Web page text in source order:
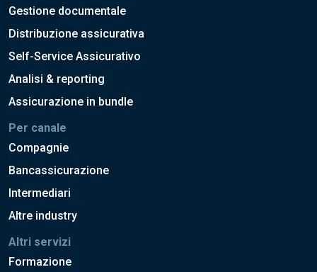
Gestione documentale
Distribuzione assicurativa
Self-Service Assicurativo
Analisi & reporting
Assicurazione in bundle
Per canale
Compagnie
Bancassicurazione
Intermediari
Altre industry
Altri servizi
Formazione